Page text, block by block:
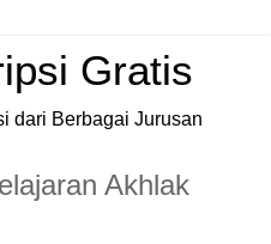
Gratis
dari Berbagai Jurusan
Akhlak